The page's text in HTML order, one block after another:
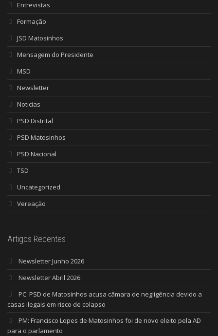
Entrevistas
Formação
JSD Matosinhos
Mensagem do Presidente
MSD
Newsletter
Noticias
PSD Distrital
PSD Matosinhos
PSD Nacional
TSD
Uncategorized
Vereação
Artigos Recentes
Newsletter Junho 2026
Newsletter Abril 2026
PC: PSD de Matosinhos acusa câmara de negligência devido a
casas ilegais em risco de colapso
PM: Francisco Lopes de Matosinhos foi de novo eleito pela AD
para o parlamento